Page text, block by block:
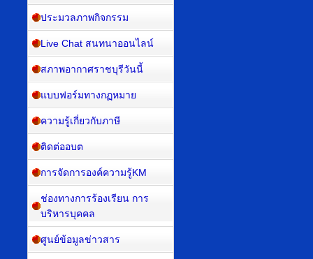
ประมวลภาพกิจกรรม
Live Chat สนทนาออนไลน์
สภาพอากาศราชบุรีวันนี้
แบบฟอร์มทางกฏหมาย
ความรู้เกี่ยวกับภาษี
ติดต่ออบต
การจัดการองค์ความรู้KM
ช่องทางการร้องเรียน การ
บริหารบุคคล
ศูนย์ข้อมูลข่าวสาร